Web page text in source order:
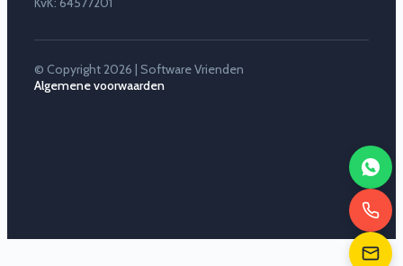
© Copyright 2026 | Software Vrienden
Algemene voorwaarden